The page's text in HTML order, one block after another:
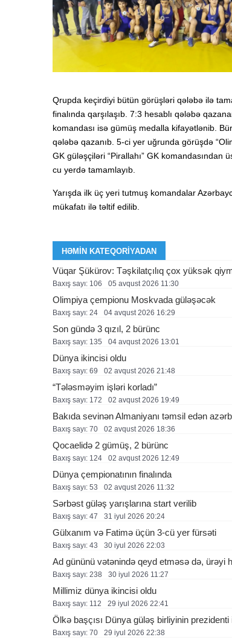
Qrupda keçirdiyi bütün görüşləri qələbə ilə
finalında qarşılaşıb. 7:3 hesablı qələbə
komandası isə gümüş medalla kifayətlənib.
qələbə qazanıb. 5-ci yer uğrunda görüşdə
GK güləşçiləri “Pirallahı” GK komandasından
cu yerdə tamamlayıb.
Yarışda ilk üç yeri tutmuş komandalar
mükafatı ilə təltif edilib.
HƏMIN KATEQORIYADAN
Vüqar Şükürov: Təşkilatçılıq çox yüksək
Baxış sayı: 106 05 avqust 2026 11:30
Olimpiya çempionu Moskvada güləşəcək
Baxış sayı: 24 04 avqust 2026 16:29
Son gündə 3 qızıl, 2 bürünc
Baxış sayı: 135 04 avqust 2026 13:01
Dünya ikincisi oldu
Baxış sayı: 69 02 avqust 2026 21:48
“Tələsməyim işləri korladı”
Baxış sayı: 172 02 avqust 2026 19:49
Bakıda sevinən Almaniyanı təmsil edən
Baxış sayı: 70 02 avqust 2026 18:36
Qocaelidə 2 gümüş, 2 bürünc
Baxış sayı: 124 02 avqust 2026 12:49
Dünya çempionatının finalında
Baxış sayı: 53 02 avqust 2026 11:32
Sərbəst güləş yarışlarına start verilib
Baxış sayı: 47 31 i̇yul 2026 20:24
Gülxanım və Fatimə üçün 3-cü yer fürsəti
Baxış sayı: 43 30 i̇yul 2026 22:03
Ad gününü vətənində qeyd etməsə də, ürəyi
Baxış sayı: 238 30 i̇yul 2026 11:27
Millimiz dünya ikincisi oldu
Baxış sayı: 112 29 i̇yul 2026 22:41
Ölkə başçısı Dünya güləş birliyinin
Baxış sayı: 70 29 i̇yul 2026 22:38